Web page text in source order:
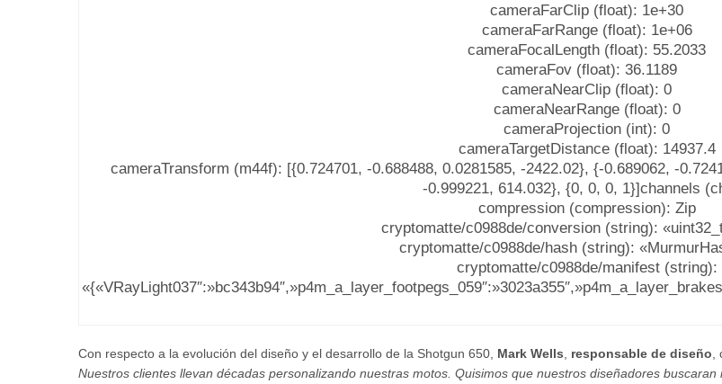
cameraFarClip (float): 1e+30
cameraFarRange (float): 1e+06
cameraFocalLength (float): 55.2033
cameraFov (float): 36.1189
cameraNearClip (float): 0
cameraNearRange (float): 0
cameraProjection (int): 0
cameraTargetDistance (float): 14937.4
cameraTransform (m44f): [{0.724701, -0.688488, 0.0281585, -2422.02}, {-0.689062, -
-0.999221, 614.032}, {0, 0, 0, 1}]channels
compression (compression): Zip
cryptomatte/c0988de/conversion (string):
cryptomatte/c0988de/hash (string):
cryptomatte/c0988de/manifest (string):
Con respecto a la evolución del diseño y el desarrollo de la Shotgun 650, Mark Wells responsable de diseño
Nuestros clientes llevan décadas personalizando nuestras motos. Quisimos que nuestros diseñadores